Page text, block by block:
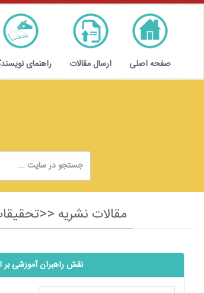
صفحه اصلی ارسال مقالات راهنمای
مقالات نشریه <<تحقیقات راهبردی
نقش راهبران آموزشی بر